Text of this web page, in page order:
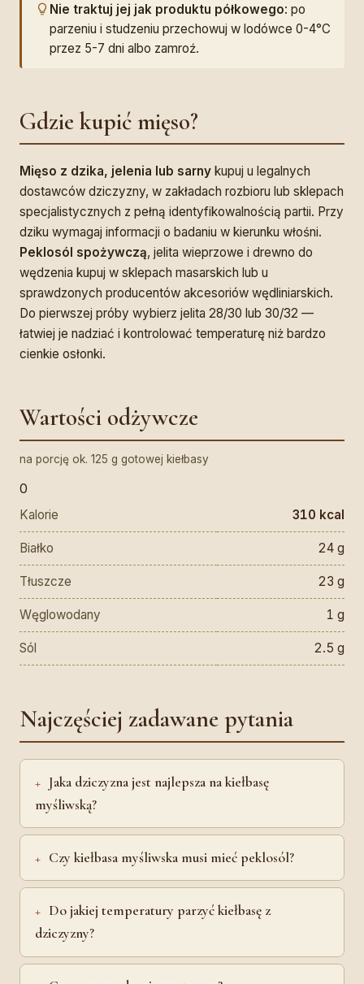
Nie traktuj jej jak produktu półkowego: po
parzeniu i studzeniu przechowuj w lodówce 0-4°C
przez 5-7 dni albo zamroź.
Gdzie kupić mięso?
Mięso z dzika, jelenia lub sarny kupuj u legalnych
dostawców dziczyzny, w zakładach rozbioru lub sklepach
specjalistycznych z pełną identyfikowalnością partii. Przy
dziku wymagaj informacji o badaniu w kierunku włośni.
Peklosól spożywczą, jelita wieprzowe i drewno do
wędzenia kupuj w sklepach masarskich lub u
sprawdzonych producentów akcesoriów wędliniarskich.
Do pierwszej próby wybierz jelita 28/30 lub 30/32 —
łatwiej je nadziać i kontrolować temperaturę niż bardzo
cienkie osłonki.
Wartości odżywcze
na porcję ok. 125 g gotowej kiełbasy
0
Kalorie 310 kcal
Białko 24 g
Tłuszcze 23 g
Węglowodany 1 g
Sól 2.5 g
Najczęściej zadawane pytania
Jaka dziczyzna jest najlepsza na kiełbasę
myśliwską?
Czy kiełbasa myśliwska musi mieć peklosól?
Do jakiej temperatury parzyć kiełbasę z
dziczyzny?